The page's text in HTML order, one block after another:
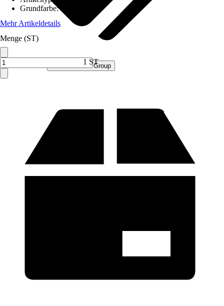
Verkauf durch: Procommerce Group
Grundfarbe:
Mehr Artikeldetails
Menge (ST)
1 ST